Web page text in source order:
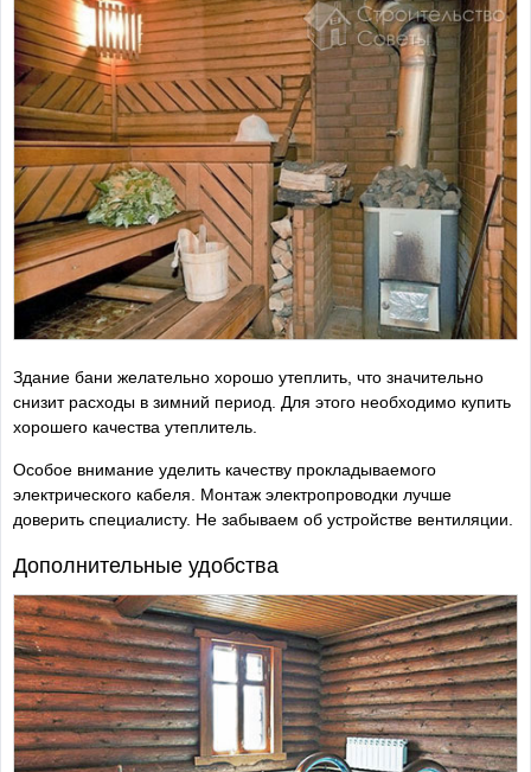
Здание бани желательно хорошо утеплить, что значительно
снизит расходы в зимний период. Для этого необходимо купить
хорошего качества утеплитель.
Особое внимание уделить качеству прокладываемого
электрического кабеля. Монтаж электропроводки лучше
доверить специалисту. Не забываем об устройстве вентиляции.
Дополнительные удобства